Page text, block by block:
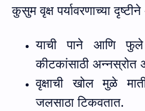
कुसुम वृक्ष पर्यावरणाच्या
याची पाने आणि फुले
कीटकांसाठी अन्नस्रोत
वृक्षाची खोल मुळे
जलसाठा टिकवतात.